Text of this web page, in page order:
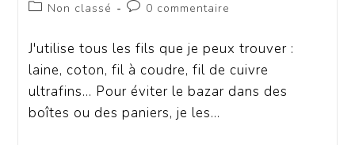
Non classé
0 commentaire
J'utilise tous les fils que je peux trouver :
laine, coton, fil à coudre, fil de cuivre
ultrafins... Pour éviter le bazar dans des
boîtes ou des paniers, je les…